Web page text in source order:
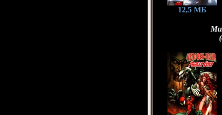
12,5 МБ